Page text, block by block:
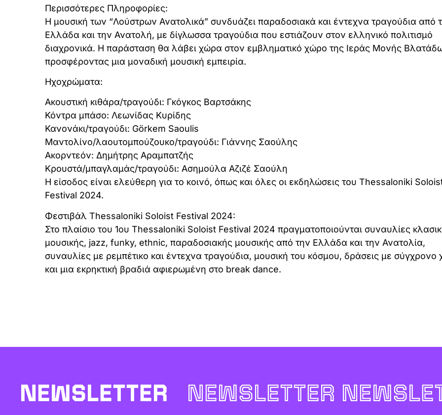
Περισσότερες Πληροφορίες:
Η μουσική των “Λούστρων Ανατολικά” συνδυάζει παραδοσιακά και έντεχνα τραγούδια από
Ελλάδα και την Ανατολή, με δίγλωσσα τραγούδια που εστιάζουν στον ελληνικό πολιτισμό
διαχρονικά. Η παράσταση θα λάβει χώρα στον εμβληματικό χώρο της Ιεράς Μονής
προσφέροντας μια μοναδική μουσική εμπειρία.
Ηχοχρώματα:
Ακουστική κιθάρα/τραγούδι: Γκόγκος Βαρτσάκης
Κόντρα μπάσο: Λεωνίδας Κυρίδης
Κανονάκι/τραγούδι: Görkem Saoulis
Μαντολίνο/λαουτομπούζουκο/τραγούδι: Γιάννης Σαούλης
Ακορντεόν: Δημήτρης Αραμπατζής
Κρουστά/μπαγλαμάς/τραγούδι: Ασημούλα Αζιζέ Σαούλη
Η είσοδος είναι ελεύθερη για το κοινό, όπως και όλες οι εκδηλώσεις του Thessaloniki
Festival 2024.
Φεστιβάλ Thessaloniki Soloist Festival 2024:
Στο πλαίσιο του 1ου Thessaloniki Soloist Festival 2024 πραγματοποιούνται συναυλίες
μουσικής, jazz, funky, ethnic, παραδοσιακής μουσικής από την Ελλάδα και την Ανατολία,
συναυλίες με ρεμπέτικο και έντεχνα τραγούδια, μουσική του κόσμου, δράσεις με σύγχρονο
και μια εκρηκτική βραδιά αφιερωμένη στο break dance.
NEWSLETTER NEWSLETTER